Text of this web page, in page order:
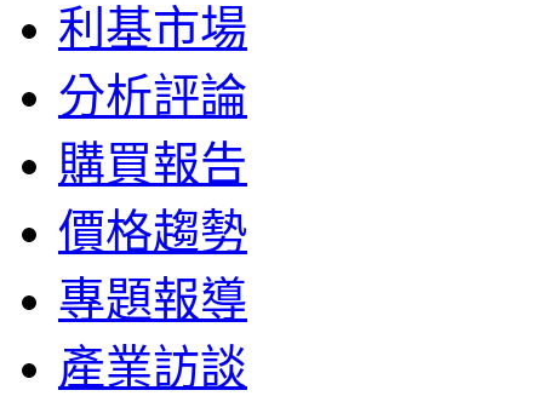
利基市場
分析評論
購買報告
價格趨勢
專題報導
產業訪談